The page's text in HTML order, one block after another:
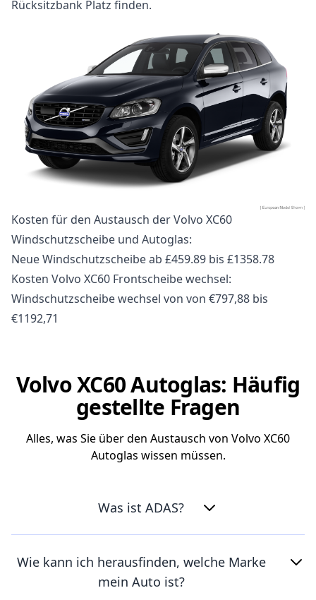
Rücksitzbank Platz finden.
Kosten für den Austausch der Volvo XC60
Windschutzscheibe und Autoglas:
Neue Windschutzscheibe ab £459.89 bis £1358.78
Kosten Volvo XC60 Frontscheibe wechsel:
Windschutzscheibe wechsel von von €797,88 bis
€1192,71
Volvo XC60 Autoglas: Häufig
gestellte Fragen
Alles, was Sie über den Austausch von Volvo XC60
Autoglas wissen müssen.
Was ist ADAS?
Wie kann ich herausfinden, welche Marke
mein Auto ist?